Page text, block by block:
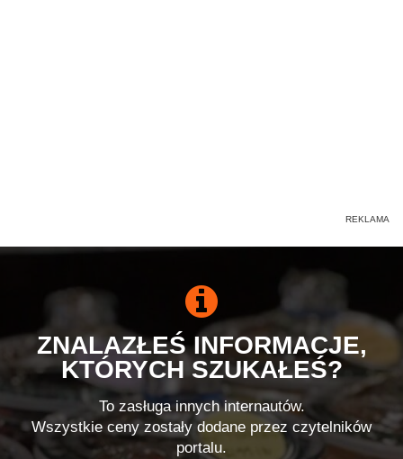
ZNALAZŁEŚ INFORMACJE,
KTÓRYCH SZUKAŁEŚ?
To zasługa innych internautów.
Wszystkie ceny zostały dodane przez czytelników
portalu.